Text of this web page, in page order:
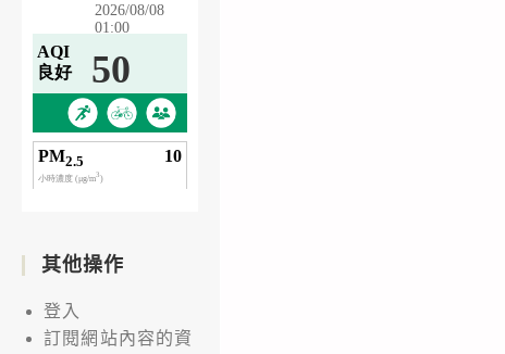
其他操作
登入
訂閱網站內容的資